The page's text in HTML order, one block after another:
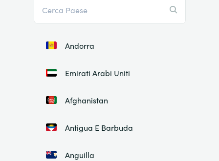
Andorra
Emirati Arabi Uniti
Afghanistan
Antigua E Barbuda
Anguilla